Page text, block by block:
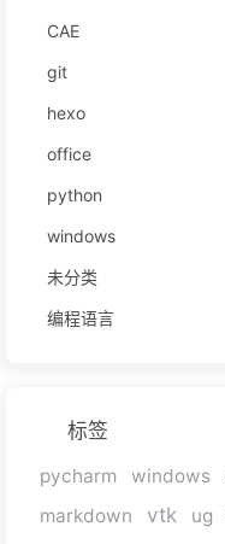
CAE
git
hexo
office
python
windows
未分类
编程语言
标签
pycharm windows
markdown
vtk ug